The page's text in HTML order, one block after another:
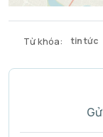
Từ khóa: tin tức